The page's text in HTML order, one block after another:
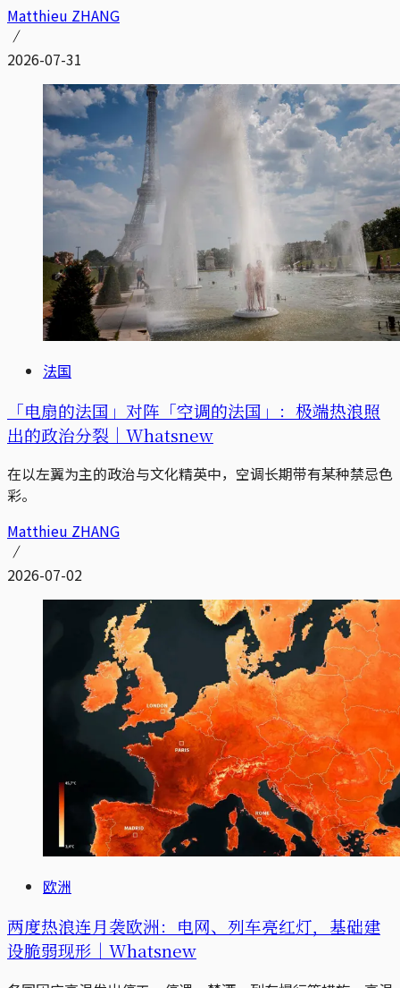
Matthieu ZHANG
2026-07-31
法国
「电扇的法国」对阵「空调的法国」：极端热浪照
出的政治分裂｜Whatsnew
在以左翼为主的政治与文化精英中，空调长期带有某种禁忌色
彩。
Matthieu ZHANG
2026-07-02
欧洲
两度热浪连月袭欧洲：电网、列车亮红灯，基础建
设脆弱现形｜Whatsnew